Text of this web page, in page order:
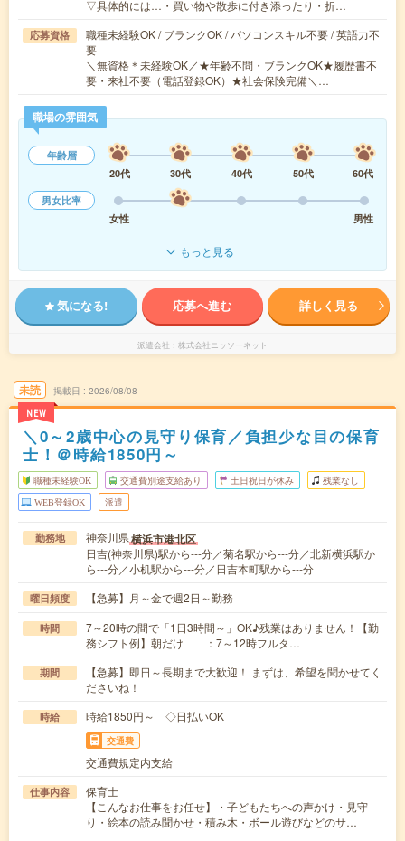
▽具体的には…・買い物や散歩に付き添ったり・折…
応募資格
職種未経験OK / ブランクOK / パソコンスキル不要 / 英語力不
要
＼無資格＊未経験OK／★年齢不問・ブランクOK★履歴書不
要・来社不要（電話登録OK）★社会保険完備＼…
職場の雰囲気
年齢層
20代
30代 40代 50代
60代
男女比率
女性
男性
もっと見る
気になる! 応募へ進む 詳しく見る
派遣会社 株式会社ニッソーネット
未読
NEW
掲載日 2026/08/08
＼0～2歳中心の見守り保育／負担少な目の保育
士！＠時給1850円～
職種未経験OK 交通費別途支給あり 土日祝日が休み 残業なし
WEB登録OK 派遣
勤務地 神奈川県横浜市港北区
日吉(神奈川県)駅から---分／菊名駅から---分／北新横浜駅か
ら---分／小机駅から---分／日吉本町駅から---分
曜日頻度 【急募】月～金で週2日～勤務
時間
7～20時の間で「1日3時間～」OK♪残業はありません！【勤
務シフト例】朝だけ ：7～12時フルタ…
期間
【急募】即日～長期まで大歓迎！ まずは、希望を聞かせてく
ださいね！
時給 時給1850円～ ◇日払いOK
交通費
交通費規定内支給
仕事内容
保育士
【こんなお仕事をお任せ】・子どもたちへの声かけ・見守
り・絵本の読み聞かせ・積み木・ボール遊びなどのサ…